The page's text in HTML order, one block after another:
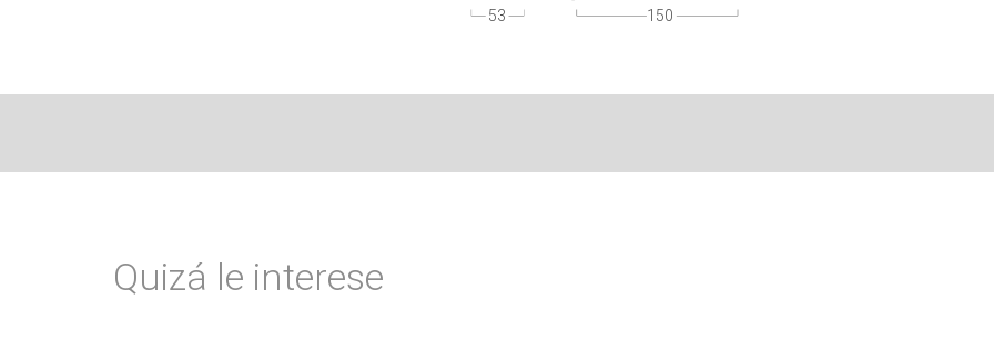
53 150
Quizá le interese